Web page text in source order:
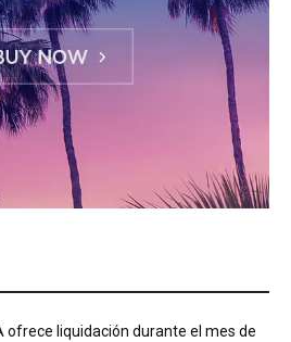
ofrece liquidación durante el mes de